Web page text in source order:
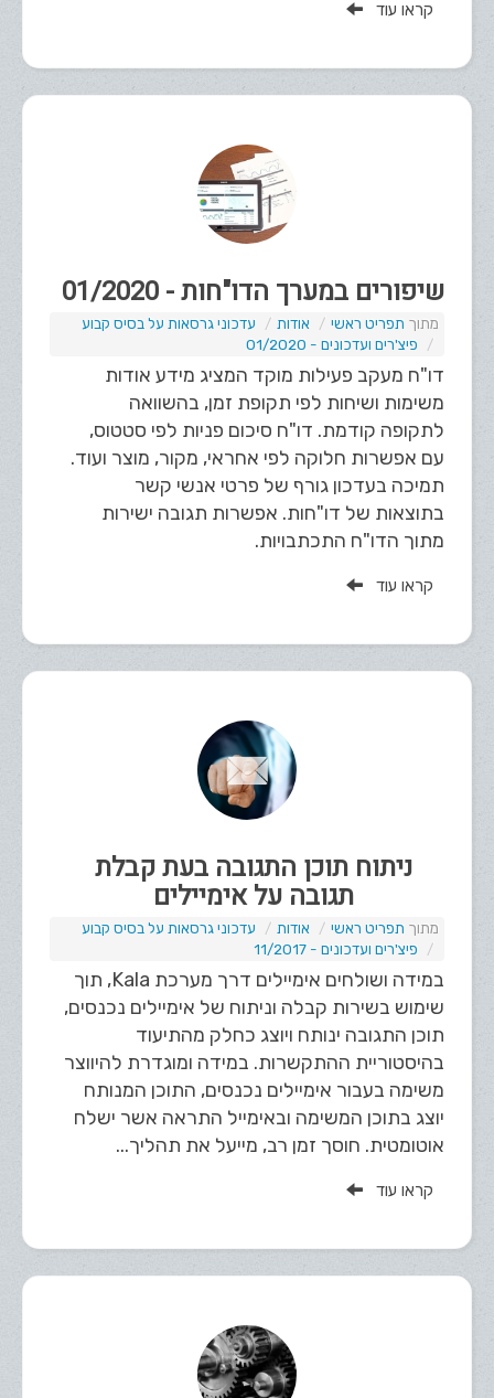
קראו עוד
שיפורים במערך הדו"חות - 01/2020
תפריט ראשי אודות
עדכוני גרסאות על בסיס קבוע
פיצ'רים ועדכונים - 01/2020
דו"ח מעקב פעילות מוקד המציג מידע אודות
משימות ושיחות לפי תקופת זמן, בהשוואה
לתקופה קודמת. דו"ח סיכום פניות לפי סטטוס,
עם אפשרות חלוקה לפי אחראי, מקור, מוצר ועוד.
תמיכה בעדכון גורף של פרטי אנשי קשר
בתוצאות של דו"חות. אפשרות תגובה ישירות
מתוך הדו"ח התכתבויות.
קראו עוד
ניתוח תוכן התגובה בעת קבלת
תגובה על אימיילים
תפריט ראשי אודות
עדכוני גרסאות על בסיס קבוע
פיצ'רים ועדכונים - 11/2017
במידה ושולחים אימיילים דרך מערכת Kala, תוך
שימוש בשירות קבלה וניתוח של אימיילים נכנסים,
תוכן התגובה ינותח ויוצג כחלק מהתיעוד
בהיסטוריית ההתקשרות. במידה ומוגדרת להיווצר
משימה בעבור אימיילים נכנסים, התוכן המנותח
יוצג בתוכן המשימה ובאימייל התראה אשר ישלח
אוטומטית. חוסך זמן רב, מייעל את תהליך...
קראו עוד